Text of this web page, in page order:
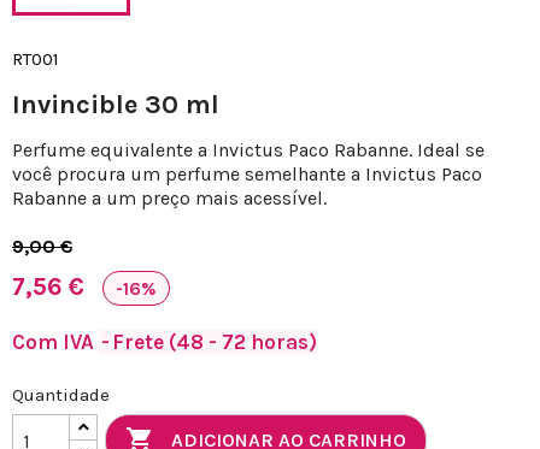
RT001
Invincible 30 ml
Perfume equivalente a Invictus Paco Rabanne. Ideal se
você procura um perfume semelhante a Invictus Paco
Rabanne a um preço mais acessível.
9,00 €
7,56 € -16%
Com IVA Frete (48 - 72 horas)
Quantidade
 ADICIONAR AO CARRINHO